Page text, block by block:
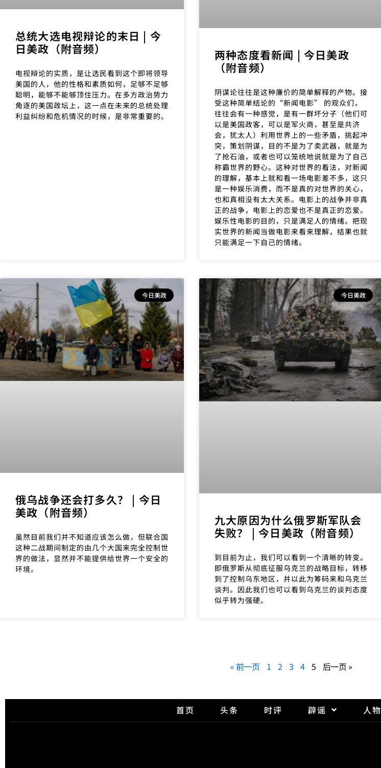
总统大选电视辩论的末日 | 今
日美政（附音频）
电视辩论的实质，是让选民看到这个即将领导
美国的人，他的性格和素质如何，足够不足够
聪明，能够不能够顶住压力。在多方政治势力
角逐的美国政坛上，这一点在未来的总统处理
利益纠纷和危机情况的时候，是非常重要的。
两种态度看新闻 | 今日美政
（附音频）
阴谋论往往是这种廉价的简单解释的产物。接
受这种简单结论的“新闻电影” 的观众们，
往往会有一种感觉，是有一群坏分子（他们可
以是美国政客，可以是军火商，甚至是共济
会，犹太人）利用世界上的一些矛盾，挑起冲
突，策划阴谋，目的不是为了卖武器，就是为
了抢石油，或者也可以笼统地说就是为了自己
称霸世界的野心。这种对世界的看法，对新闻
的理解，基本上就和看一场电影差不多，这只
是一种娱乐消费，而不是真的对世界的关心，
也和真相没有太大关系。电影上的战争并非真
正的战争，电影上的恋爱也不是真正的恋爱。
娱乐性电影的目的，只是满足人的情绪。把现
实世界的新闻当做电影来看来理解，结果也就
只能满足一下自己的情绪。
今日美政
俄乌战争还会打多久？ | 今日
美政（附音频）
虽然目前我们并不知道应该怎么做，但联合国
这种二战期间制定的由几个大国来完全控制世
界的做法，显然并不能提供给世界一个安全的
环境。
今日美政
九大原因为什么俄罗斯军队会
失败？ | 今日美政（附音频）
到目前为止，我们可以看到一个清晰的转变。
即俄罗斯从彻底征服乌克兰的战略目标，转移
到了控制乌东地区，并以此为筹码来和乌克兰
谈判。因此我们也可以看到乌克兰的谈判态度
似乎转为强硬。
« 前一页 1 2 3 4 5 后一页 »
首页 头条 时评 辟谣 人物